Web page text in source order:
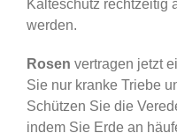
Kälteschutz rechtzeitig
werden.
Rosen vertragen jetzt
Sie nur kranke Triebe
Schützen Sie die
indem Sie Erde an